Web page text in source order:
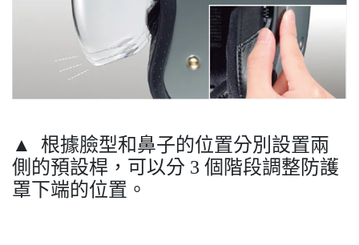
▲ 根據臉型和鼻子的位置分別設置兩
側的預設桿，可以分 3 個階段調整防護
罩下端的位置。